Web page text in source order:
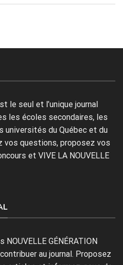
le seul et l’unique journal
les écoles secondaires, les
universités du Québec et du
vos questions, proposez vos
et VIVE LA NOUVELLE
GÉNÉRATION
au journal. Proposez